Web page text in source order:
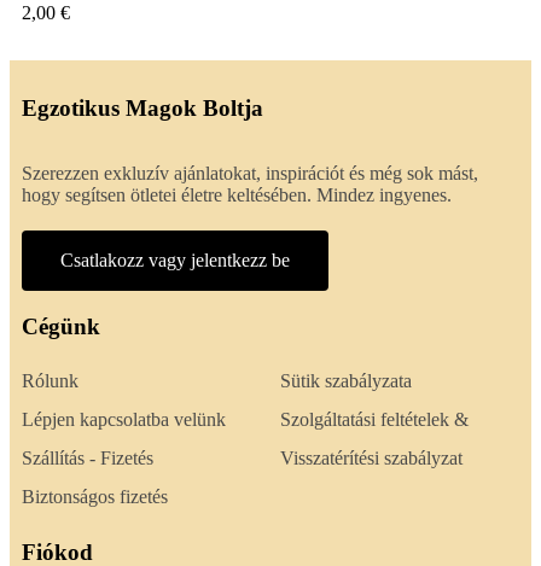
2,00 €
Egzotikus Magok Boltja
Szerezzen exkluzív ajánlatokat, inspirációt és még sok mást,
hogy segítsen ötletei életre keltésében. Mindez ingyenes.
Csatlakozz vagy jelentkezz be
Cégünk
Rólunk
Lépjen kapcsolatba velünk
Szállítás - Fizetés
Biztonságos fizetés
Sütik szabályzata
Szolgáltatási feltételek &
Visszatérítési szabályzat
Fiókod